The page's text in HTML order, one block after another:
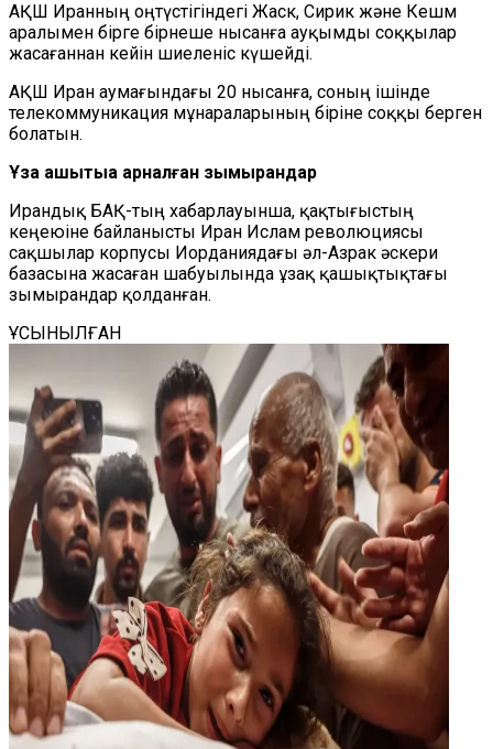
АҚШ Иранның оңтүстігіндегі Жаск, Сирик және Кешм
аралымен бірге бірнеше нысанға ауқымды соққылар
жасағаннан кейін шиеленіс күшейді.
АҚШ Иран аумағындағы 20 нысанға, соның ішінде
телекоммуникация мұнараларының біріне соққы берген
болатын.
Ұзақ қашықтыққа арналған зымырандар
Ирандық БАҚ-тың хабарлауынша, қақтығыстың
кеңеюіне байланысты Иран Ислам революциясы
сақшылар корпусы Иорданиядағы әл-Азрак әскери
базасына жасаған шабуылында ұзақ қашықтықтағы
зымырандар қолданған.
ҰСЫНЫЛҒАН